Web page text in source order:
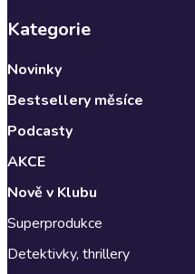
Kategorie
Novinky
Bestsellery měsíce
Podcasty
AKCE
Nově v Klubu
Superprodukce
Detektivky, thrillery